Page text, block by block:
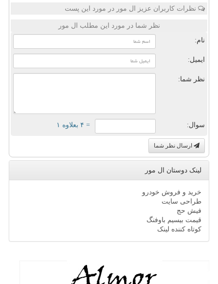
نظرات کاربران عزیز ال مور در مورد این پست
نظر شما در مورد این مطلب ال مور
نام:
ایمیل:
نظر شما:
سوال: = ۴ بعلاوه ۱
ارسال نظر شما
لینک دوستان ال مور
خرید و فروش خودرو
طراحی سایت
فیش حج
قیمت بیسیم باوفنگ
کوتاه کننده لینک